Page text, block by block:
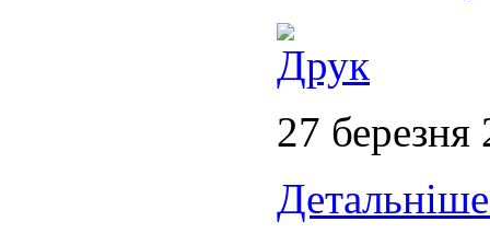
27 березня